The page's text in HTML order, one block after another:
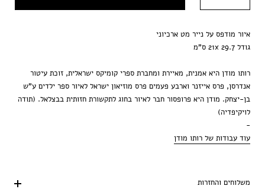
איור מודפס על נייר מט ארכיוני
גודל 21x 29.7 ס"מ
רותו מודן היא אמנית, מאיירת ומחברת ספרי קומיקס ישראלית, זוכת עיטור
אנדרסן, פרס אייזנר וארבע פעמים פרס מוזיאון ישראל לאיור ספר ילדים ע"ש
בן-יצחק. מודן היא פרופסור חבר לאיור בחוג לתקשורת חזותית בבצלאל. (תודה
לויקיפדיה)
-
עוד עבודות של רותו מודן
משלוחים והחזרות